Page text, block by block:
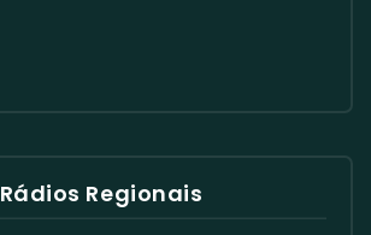
Rádios Regionais